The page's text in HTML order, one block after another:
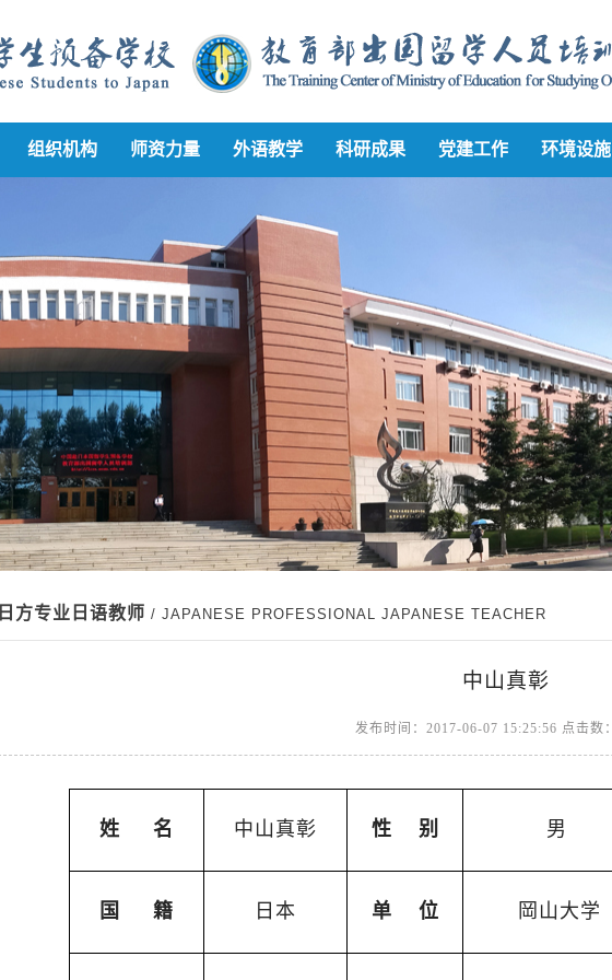
组织机构 师资力量 外语教学 科研成果 党建工作 环境设施
日方专业日语教师 / JAPANESE PROFESSIONAL JAPANESE TEACHER
中山真彰
发布时间：2017-06-07 15:25:56 点击数：
姓 名 中山真彰 性 别 男
国 籍 日本 单 位 岡山大学